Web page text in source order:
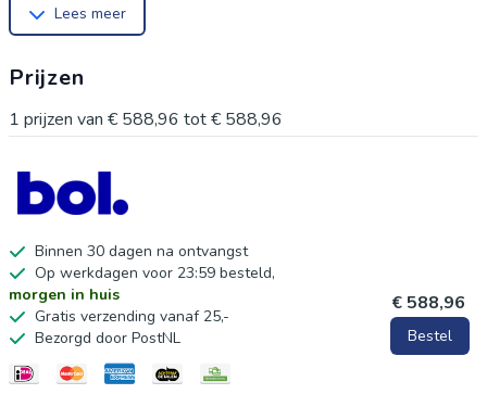
winkel heeft ook veel verschillende soorten tapijten. Je kunt je
perfect ingericht.We zijn trots op onze tapijten van
topkwaliteit en zorgen ervoor dat tijdens het hele ontwerp-
nieuwe tapijt de hoogste prioriteit krijgen, zodat je een tapijt
krijgt dat jarenlang zacht aanvoelt. We zijn er zo zeker van dat
u van onze tapijten zult houden, dat we een snel en eenvoudig
retourbeleid van 30 dagen bieden.
Lees meer
Prijzen
1 prijzen van € 588,96 tot€ 588,96
Binnen 30 dagen na ontvangst
Op werkdagen voor 23:59 besteld,
morgen in huis
Gratis verzending vanaf 25,-
Bezorgd door PostNL
€ 588,96
Bestel